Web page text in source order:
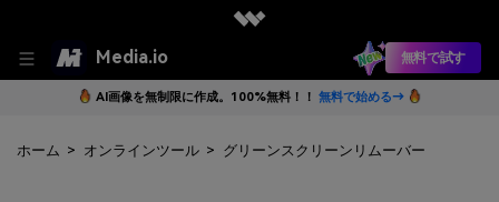
Media.io 無料で試す
AI画像を無制限に作成。100%無料！！ 無料で始める→
ホーム > オンラインツール > グリーンスクリーンリムーバー